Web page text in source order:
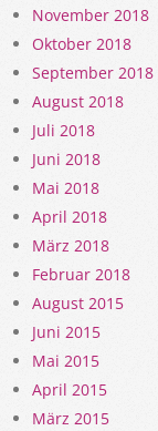
November 2018
Oktober 2018
September 2018
August 2018
Juli 2018
Juni 2018
Mai 2018
April 2018
März 2018
Februar 2018
August 2015
Juni 2015
Mai 2015
April 2015
März 2015